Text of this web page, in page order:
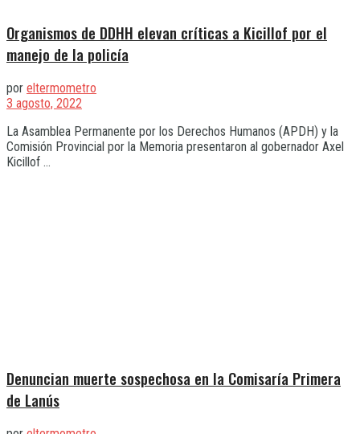
Organismos de DDHH elevan críticas a Kicillof por el
manejo de la policía
por eltermometro
3 agosto, 2022
La Asamblea Permanente por los Derechos Humanos (APDH) y la
Comisión Provincial por la Memoria presentaron al gobernador Axel
Kicillof ...
Denuncian muerte sospechosa en la Comisaría Primera
de Lanús